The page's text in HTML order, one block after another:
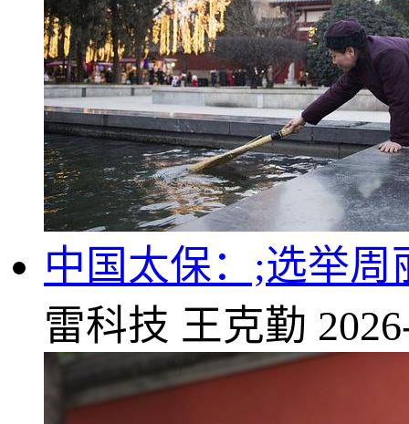
中国太保：;选举
雷科技 王克勤